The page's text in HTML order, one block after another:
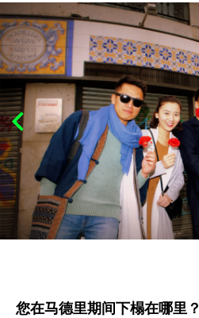
您在马德里期间下榻在哪里？